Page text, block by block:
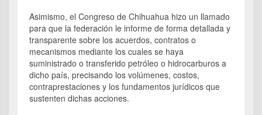
Asimismo, el Congreso de Chihuahua hizo un llamado
para que la federación le informe de forma detallada y
transparente sobre los acuerdos, contratos o
mecanismos mediante los cuales se haya
suministrado o transferido petróleo o hidrocarburos a
dicho país, precisando los volúmenes, costos,
contraprestaciones y los fundamentos jurídicos que
sustenten dichas acciones.